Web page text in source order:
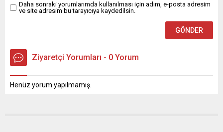
Daha sonraki yorumlarımda kullanılması için adım, e-posta adresim
ve site adresim bu tarayıcıya kaydedilsin.
Ziyaretçi Yorumları - 0 Yorum
Henüz yorum yapılmamış.